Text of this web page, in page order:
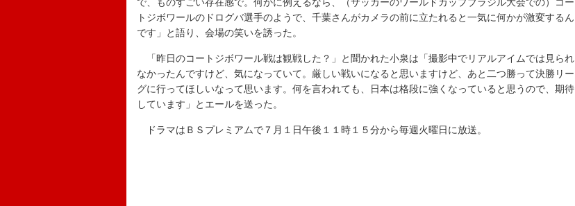
トジボワールのドログバ選手のようで、千葉さんがカメラの前に立たれると一気に何かが激変するん
です」と語り、会場の笑いを誘った。
「昨日のコートジボワール戦は観戦した？」と聞かれた小泉は「撮影中でリアルアイムでは見られ
なかったんですけど、気になっていて。厳しい戦いになると思いますけど、あと二つ勝って決勝リー
グに行ってほしいなって思います。何を言われても、日本は格段に強くなっていると思うので、期待
しています」とエールを送った。
ドラマはＢＳプレミアムで７月１日午後１１時１５分から毎週火曜日に放送。